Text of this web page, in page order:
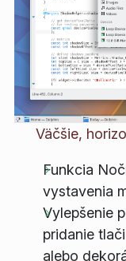
Väčšie,
Funkcia
vystavenia
Vylepšenie
pridanie
alebo